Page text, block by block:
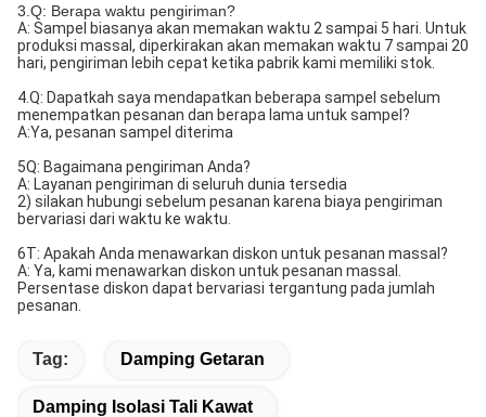
3.Q: Berapa waktu pengiriman?
A: Sampel biasanya akan memakan waktu 2 sampai 5 hari. Untuk
produksi massal, diperkirakan akan memakan waktu 7 sampai 20
hari, pengiriman lebih cepat ketika pabrik kami memiliki stok.
4.Q: Dapatkah saya mendapatkan beberapa sampel sebelum
menempatkan pesanan dan berapa lama untuk sampel?
A:Ya, pesanan sampel diterima
5Q: Bagaimana pengiriman Anda?
A: Layanan pengiriman di seluruh dunia tersedia
2) silakan hubungi sebelum pesanan karena biaya pengiriman
bervariasi dari waktu ke waktu.
6T: Apakah Anda menawarkan diskon untuk pesanan massal?
A: Ya, kami menawarkan diskon untuk pesanan massal.
Persentase diskon dapat bervariasi tergantung pada jumlah
pesanan.
Tag: Damping Getaran
Damping Isolasi Tali Kawat